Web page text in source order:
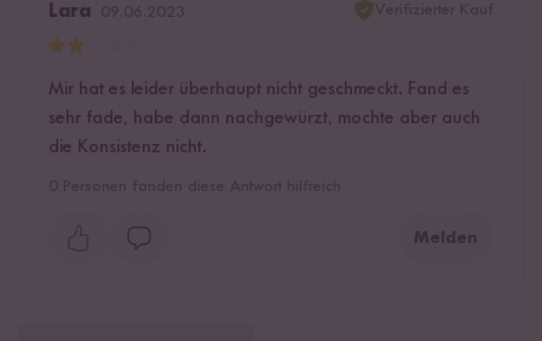
Lara
Mir hat es leider überhaupt nicht geschmeckt. Fand es
sehr fade, habe dann nachgewürzt, mochte aber auch
die Konsistenz nicht.
Melden